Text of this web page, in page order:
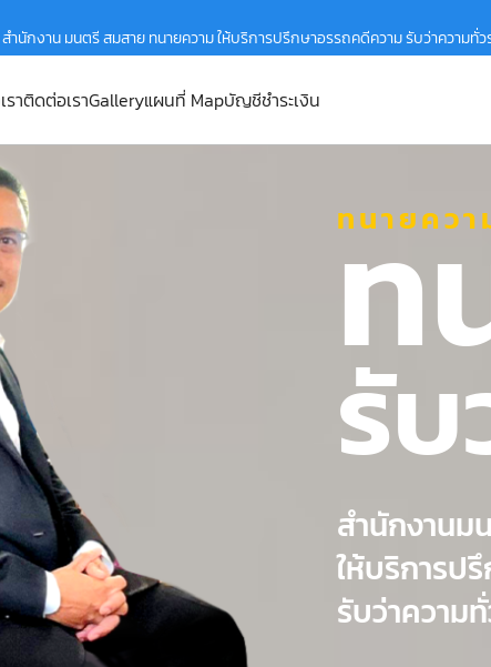
สำนักงาน มนตรี สมสาย ทนายความ ให้บริการปรึกษาอรรถคดีความ รับว่าความทั่
าติดต่อเราGalleryแผนที่ Mapบัญชีชำระเงิน
ทนายควา
ท
รั
สำนักงานม
ให้บริการป
รับว่าความ